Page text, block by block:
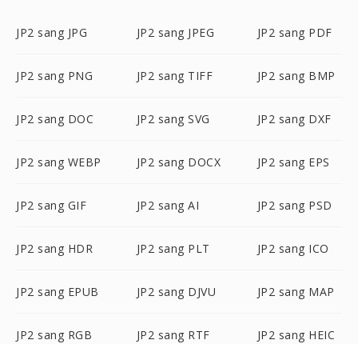
JP2 sang JPG JP2 sang JPEG JP2 sang PDF
JP2 sang PNG JP2 sang TIFF JP2 sang BMP
JP2 sang DOC JP2 sang SVG JP2 sang DXF
JP2 sang WEBP JP2 sang DOCX JP2 sang EPS
JP2 sang GIF JP2 sang AI JP2 sang PSD
JP2 sang HDR JP2 sang PLT JP2 sang ICO
JP2 sang EPUB JP2 sang DJVU JP2 sang MAP
JP2 sang RGB JP2 sang RTF JP2 sang HEIC